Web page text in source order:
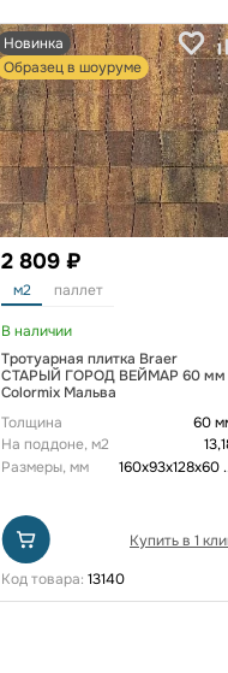
Новинка
Образец в шоуруме
2 809 ₽
м2 паллет
В наличии
Тротуарная плитка Braer
СТАРЫЙ ГОРОД ВЕЙМАР 60 мм
Colormix Мальва
Толщина
60
На поддоне, м2
Размеры, мм
160х93х128х60
Купить в 1
Код товара: 13140